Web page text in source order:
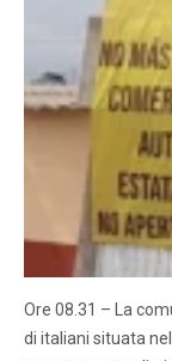
Ore 08.31 – La
di italiani situata